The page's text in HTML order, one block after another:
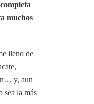
muchos
lleno de
y, aun
sea la más